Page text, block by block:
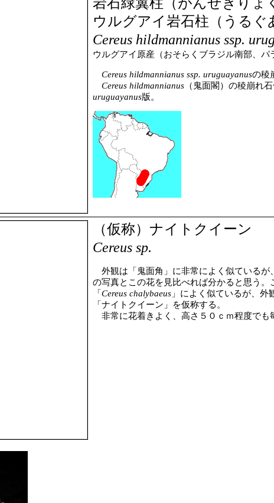
ウルグアイ岩石柱（うるぐ
Cereus hildmannianus ssp.
ウルグアイ原産（おそらくブラジル南部、パ
Cereus hildmannianus ssp. uruguayanusの稜
Cereus hildmannianus （鬼面閣）の稜崩れ
uruguayanus版。
（仮称）ナイトクイーン
Cereus sp.
外観は「鬼面角」に非常によく似ているが
の写真とこの花を見比べれば分かると思う
「 Cereus chalybaeus 」によく似ているが、外
「ナイトクイーン」を仮称する。
非常に花着きよく、高さ５０ｃｍ程度でも